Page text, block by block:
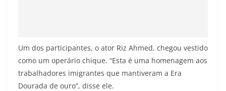
Um dos participantes, o ator Riz Ahmed, chegou vestido
como um operário chique. “Esta é uma homenagem aos
trabalhadores imigrantes que mantiveram a Era
Dourada de ouro”, disse ele.